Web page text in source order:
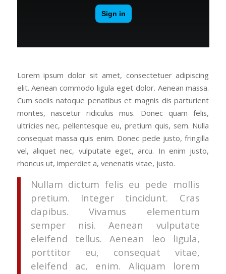
Lorem ipsum dolor sit amet, consectetuer adipiscing
elit. Aenean commodo ligula eget dolor. Aenean massa.
Cum sociis natoque penatibus et magnis dis parturient
montes, nascetur ridiculus mus. Donec quam felis,
ultricies nec, pellentesque eu, pretium quis, sem. Nulla
consequat massa quis enim. Donec pede justo, fringilla
vel, aliquet nec, vulputate eget, arcu. In enim justo,
rhoncus ut, imperdiet a, venenatis vitae, justo.
Nullam dictum felis eu pede mollis
pretium. Integer tincidunt. Cras
dapibus. Vivamus elementum
semper nisi. Aenean vulputate
eleifend tellus. Aenean leo ligula,
porttitor eu, consequat vitae,
eleifend ac, enim. Aliquam lorem